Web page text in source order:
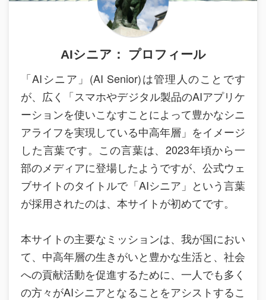
AIシニア： プロフィール
「AIシニア」(AI Senior)は管理人のことです
が、広く「スマホやデジタル製品のAIアプリケ
ーションを使いこなすことによって豊かなシニ
アライフを実現している中高年層」をイメージ
した言葉です。この言葉は、2023年頃から一
部のメディアに登場したようですが、公式ウェ
ブサイトのタイトルで「AIシニア」という言葉
が採用されたのは、本サイトが初めてです。
本サイトの主要なミッションは、我が国におい
て、中高年層の生きがいと豊かな生活と、社会
への貢献活動を促進するために、一人でも多く
の方々がAIシニアとなることをアシストするこ